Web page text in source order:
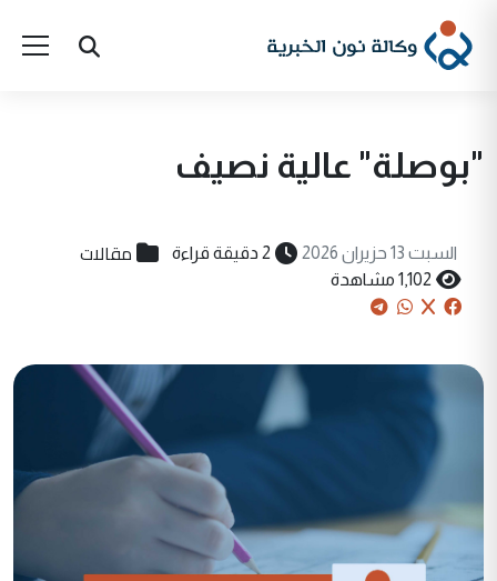
"بوصلة" عالية نصيف
السبت 13 حزيران 2026 2 دقيقة قراءة مقالات
1,102 مشاهدة